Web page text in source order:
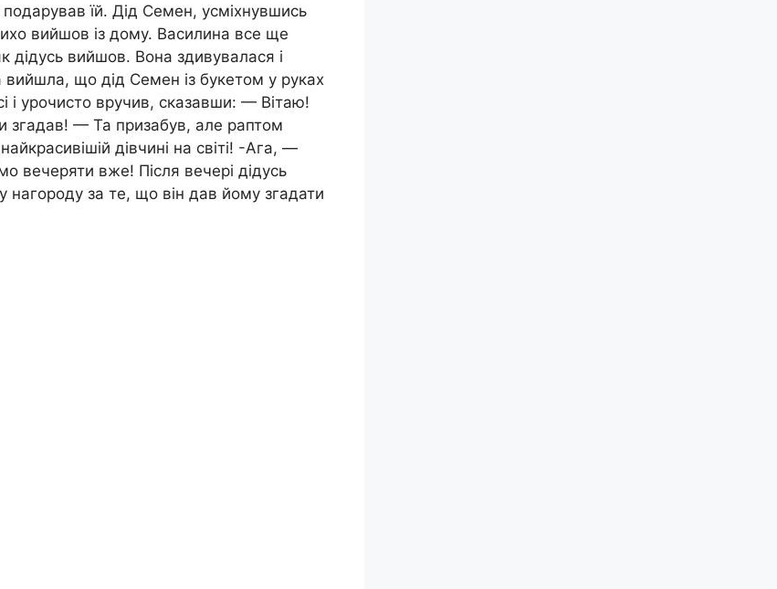
і подарував їй. Дід Семен, усміхнувшись
вийшов із дому. Василина все ще
дідусь вийшов. Вона здивувалася і
вийшла, що дід Семен із букетом у руках
і урочисто вручив, сказавши: — Вітаю!
— Та призабув, але раптом
дівчині на світі! -Ага, —
вечеряти вже! Після вечері дідусь
за те, що він дав йому згадати